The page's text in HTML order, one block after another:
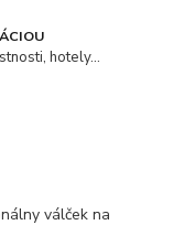
hotely...
válček na